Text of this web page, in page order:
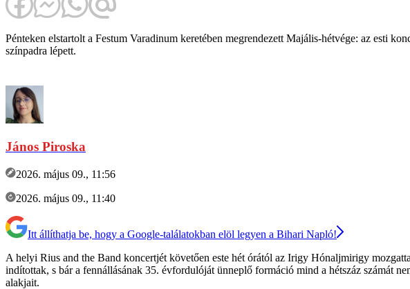
Pénteken elstartolt a Festum Varadinum keretében megrendezett Majális-hétvége: az esti
színpadra lépett.
János Piroska
2026. május 09., 11:56
2026. május 09., 11:40
Itt állíthatja be, hogy a Google-találatokban elöl legyen a Bihari Napló!
A helyi Rius and the Band koncertjét követően este hét órától az Irigy Hónaljmirigy
indítottak, s bár a fennállásának 35. évfordulóját ünneplő formáció mind a hétszáz számát
alakjait.